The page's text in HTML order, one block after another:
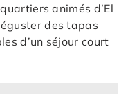
animés d’El
des tapas
d’un séjour court